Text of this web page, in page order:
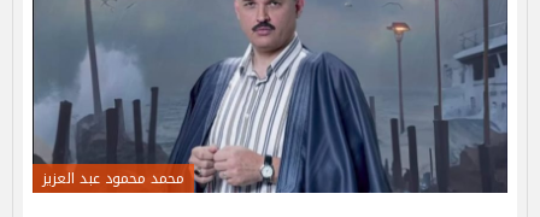
محمد محمود عبد العزيز